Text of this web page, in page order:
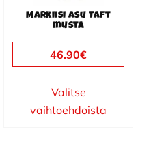
Markiisi asu Taft
musta
46.90€
Valitse
vaihtoehdoista
valinnat
tuotteen
sivulla.